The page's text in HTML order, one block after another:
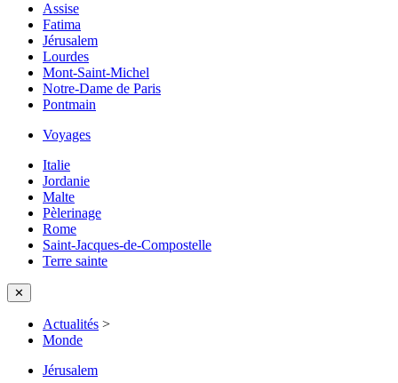
Assise
Fatima
Jérusalem
Lourdes
Mont-Saint-Michel
Notre-Dame de Paris
Pontmain
Voyages
Italie
Jordanie
Malte
Pèlerinage
Rome
Saint-Jacques-de-Compostelle
Terre sainte
✕
Actualités >
Monde
Jérusalem